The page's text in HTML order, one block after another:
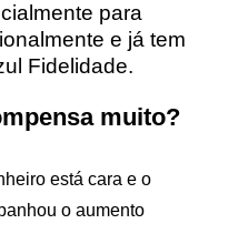
para
e já tem
Fidelidade.
muito?
está cara e o
o aumento